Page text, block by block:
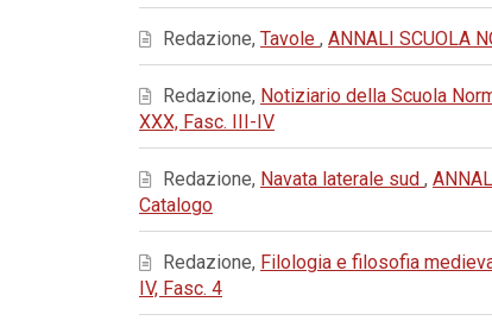
Redazione, Tavole , ANNALI SCUOLA
Redazione, Notiziario della Scuola
XXX, Fasc. III-IV
Redazione, Navata laterale sud ,
Catalogo
Redazione, Filologia e filosofia
IV, Fasc. 4